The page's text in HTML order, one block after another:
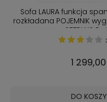
Sofa LAURA funkcja
rozkładana POJEMNIK
SZTRUKS
1 299,00
DO